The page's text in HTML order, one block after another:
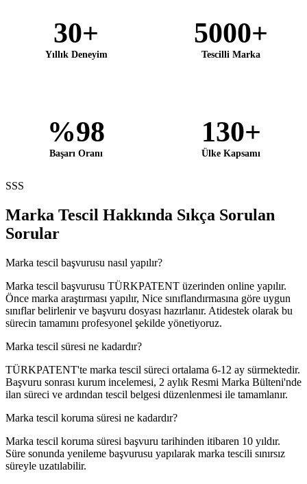
30+
Yıllık Deneyim
5000+
Tescilli Marka
%98
Başarı Oranı
130+
Ülke Kapsamı
SSS
Marka Tescil Hakkında Sıkça Sorulan
Sorular
Marka tescil başvurusu nasıl yapılır?
Marka tescil başvurusu TÜRKPATENT üzerinden online yapılır.
Önce marka araştırması yapılır, Nice sınıflandırmasına göre uygun
sınıflar belirlenir ve başvuru dosyası hazırlanır. Atidestek olarak bu
sürecin tamamını profesyonel şekilde yönetiyoruz.
Marka tescil süresi ne kadardır?
TÜRKPATENT'te marka tescil süreci ortalama 6-12 ay sürmektedir.
Başvuru sonrası kurum incelemesi, 2 aylık Resmi Marka Bülteni'nde
ilan süreci ve ardından tescil belgesi düzenlenmesi ile tamamlanır.
Marka tescil koruma süresi ne kadardır?
Marka tescil koruma süresi başvuru tarihinden itibaren 10 yıldır.
Süre sonunda yenileme başvurusu yapılarak marka tescili sınırsız
süreyle uzatılabilir.